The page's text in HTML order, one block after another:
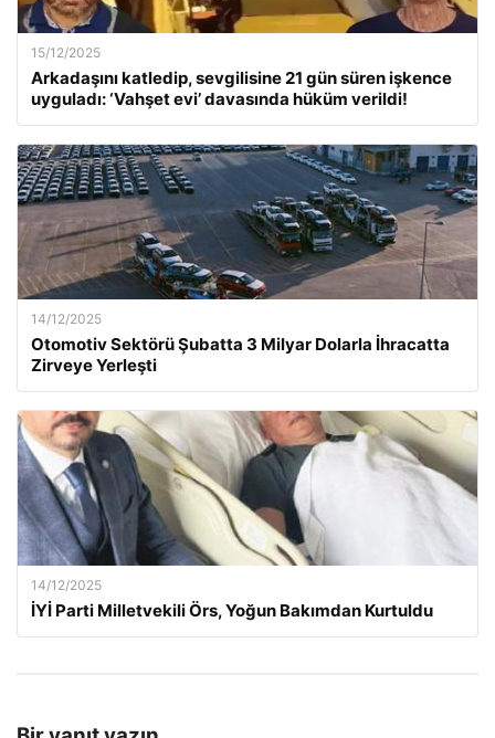
15/12/2025
Arkadaşını katledip, sevgilisine 21 gün süren işkence
uyguladı: ‘Vahşet evi’ davasında hüküm verildi!
14/12/2025
Otomotiv Sektörü Şubatta 3 Milyar Dolarla İhracatta
Zirveye Yerleşti
14/12/2025
İYİ Parti Milletvekili Örs, Yoğun Bakımdan Kurtuldu